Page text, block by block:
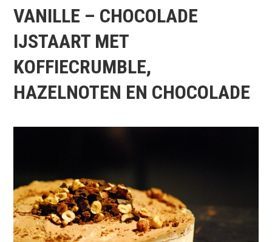
VANILLE – CHOCOLADE
IJSTAART MET
KOFFIECRUMBLE,
HAZELNOTEN EN CHOCOLADE